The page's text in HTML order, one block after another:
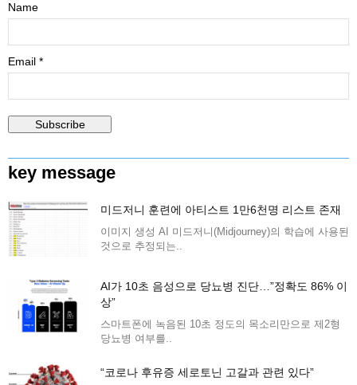
Name
Email *
key message
미드저니 훈련에 아티스트 1만6천명 리스트 존재
이미지 생성 AI 미드저니(Midjourney)의 학습에 사용된
것으로 추정되는..
AI가 10초 음성으로 당뇨병 진단…”정확도 86% 이
상”
스마트폰에 녹음된 10초 정도의 목소리만으로 제2형
당뇨병 여부를..
“코로나 후유증 세로토닌 고갈과 관련 있다”